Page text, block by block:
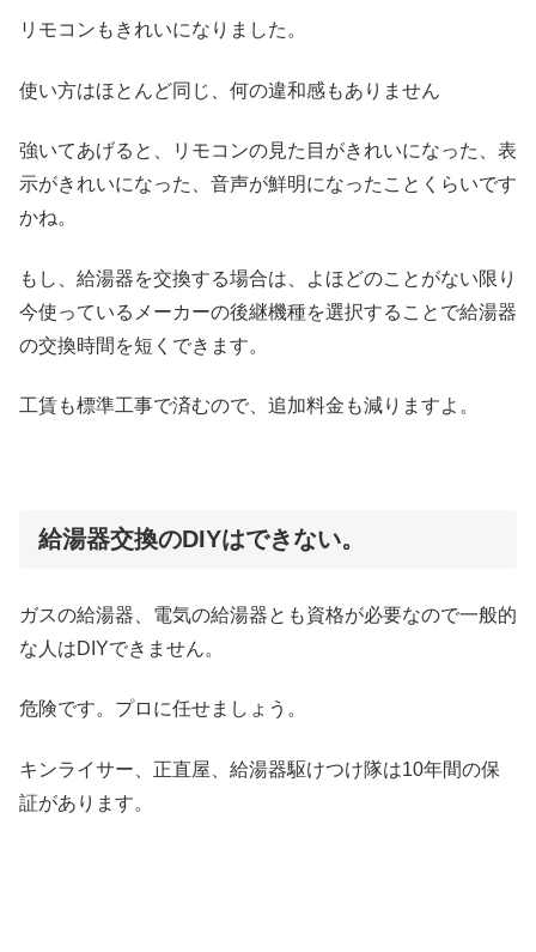
リモコンもきれいになりました。
使い方はほとんど同じ、何の違和感もありません
強いてあげると、リモコンの見た目がきれいになった、表
示がきれいになった、音声が鮮明になったことくらいです
かね。
もし、給湯器を交換する場合は、よほどのことがない限り
今使っているメーカーの後継機種を選択することで給湯器
の交換時間を短くできます。
工賃も標準工事で済むので、追加料金も減りますよ。
給湯器交換のDIYはできない。
ガスの給湯器、電気の給湯器とも資格が必要なので一般的
な人はDIYできません。
危険です。プロに任せましょう。
キンライサー、正直屋、給湯器駆けつけ隊は10年間の保
証があります。